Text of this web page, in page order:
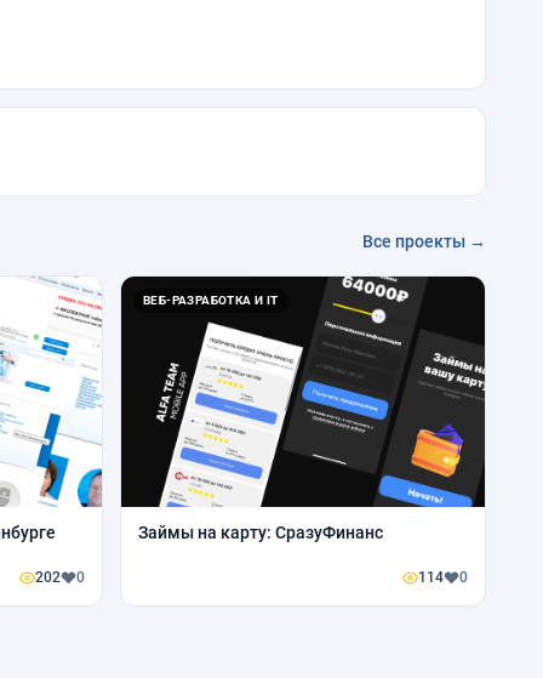
Все проекты →
202 0
ВЕБ-РАЗРАБОТКА И IT
Займы на карту: СразуФинанс
114 0